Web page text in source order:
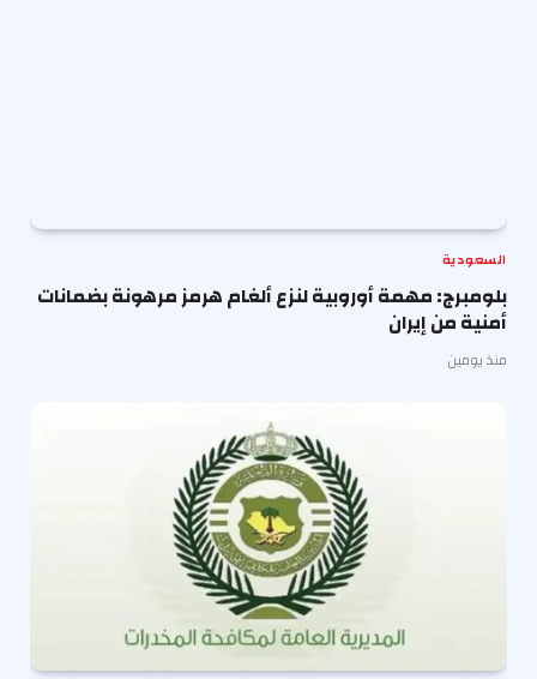
السعودية
بلومبرج: مهمة أوروبية لنزع ألغام هرمز مرهونة بضمانات
أمنية من إيران
منذ يومين